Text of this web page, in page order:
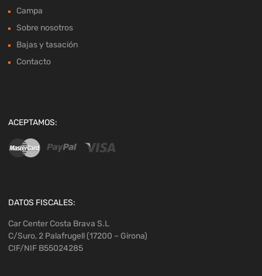
Campa
Sobre nosotros
Bajas y tasación
Contacto
ACEPTAMOS:
DATOS FISCALES:
Car Center Costa Brava S.L
C/Suro, 2 Palafrugell (17200 – Girona)
CIF/NIF B55024285